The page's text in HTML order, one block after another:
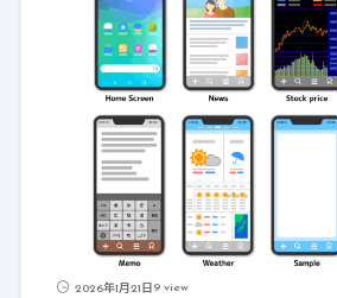
2026年1月21日 9 view